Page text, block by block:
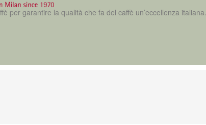
per garantire la qualità che fa del caffè un’eccellenza italiana.